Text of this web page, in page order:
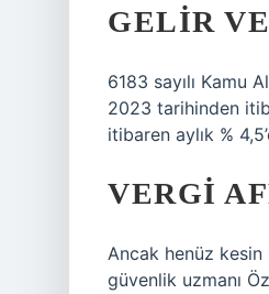
GELIR
6183 sayılı Kamu
2023 tarihinden
itibaren aylık %
VERGI
Ancak henüz kesin
güvenlik uzmanı